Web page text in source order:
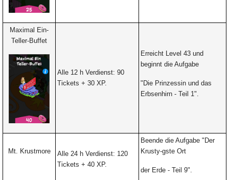
Maximal Ein-
Teller-Buffet
Alle 12 h Verdienst: 90
Tickets + 30 XP.
Erreicht Level 43 und
beginnt die Aufgabe
"Die Prinzessin und das
Erbsenhirn - Teil 1".
Mt. Krustmore
Alle 24 h Verdienst: 120
Tickets + 40 XP.
Beende die Aufgabe "Der
Krusty-gste Ort
der Erde - Teil 9".